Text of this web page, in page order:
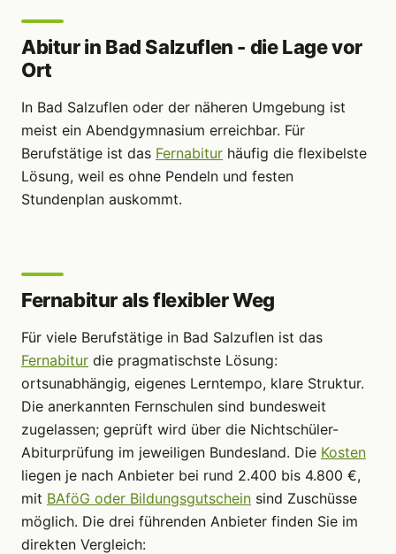
Abitur in Bad Salzuflen - die Lage vor
Ort
In Bad Salzuflen oder der näheren Umgebung ist
meist ein Abendgymnasium erreichbar. Für
Berufstätige ist das Fernabitur häufig die flexibelste
Lösung, weil es ohne Pendeln und festen
Stundenplan auskommt.
Fernabitur als flexibler Weg
Für viele Berufstätige in Bad Salzuflen ist das
Fernabitur die pragmatischste Lösung:
ortsunabhängig, eigenes Lerntempo, klare Struktur.
Die anerkannten Fernschulen sind bundesweit
zugelassen; geprüft wird über die Nichtschüler-
Abiturprüfung im jeweiligen Bundesland. Die Kosten
liegen je nach Anbieter bei rund 2.400 bis 4.800 €,
mit BAföG oder Bildungsgutschein sind Zuschüsse
möglich. Die drei führenden Anbieter finden Sie im
direkten Vergleich: